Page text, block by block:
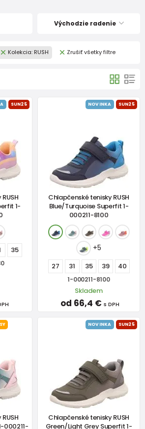
Východzie radenie
Kolekcia: RUSH Zrušiť všetky filtre
SUN25
1-
35
NOVINKA SUN25
Chlapčenské tenisky RUSH
Blue/Turquoise Superfit 1-
000211-8100
+5
27 31 35 39 40
1-000211-8100
Skladem
od 66,4 € s DPH
000211-
NOVINKA SUN25
Chlapčenské tenisky RUSH
Green/Light Grey Superfit 1-